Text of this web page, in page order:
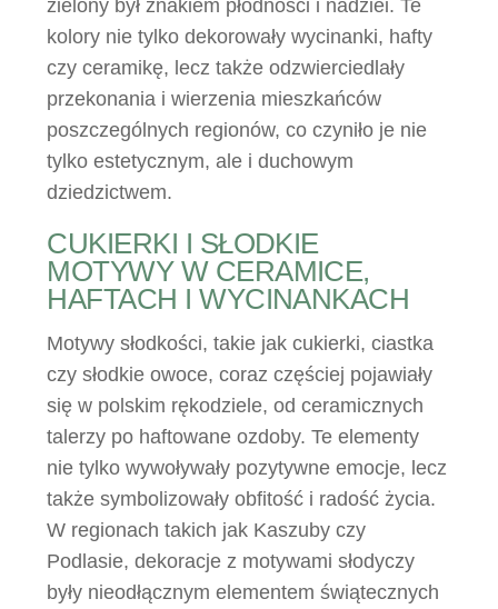
zielony był znakiem płodności i nadziei. Te
kolory nie tylko dekorowały wycinanki, hafty
czy ceramikę, lecz także odzwierciedlały
przekonania i wierzenia mieszkańców
poszczególnych regionów, co czyniło je nie
tylko estetycznym, ale i duchowym
dziedzictwem.
CUKIERKI I SŁODKIE
MOTYWY W CERAMICE,
HAFTACH I WYCINANKACH
Motywy słodkości, takie jak cukierki, ciastka
czy słodkie owoce, coraz częściej pojawiały
się w polskim rękodziele, od ceramicznych
talerzy po haftowane ozdoby. Te elementy
nie tylko wywoływały pozytywne emocje, lecz
także symbolizowały obfitość i radość życia.
W regionach takich jak Kaszuby czy
Podlasie, dekoracje z motywami słodyczy
były nieodłącznym elementem świątecznych